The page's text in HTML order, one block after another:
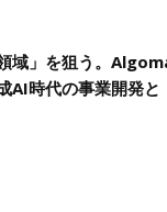
域」を狙う。
AI時代の事業開発と